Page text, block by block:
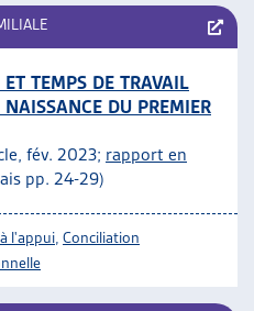
TEMPS DE TRAVAIL
DU PREMIER
fév. 2023; rapport en
pp. 24-29)
l'appui Conciliation